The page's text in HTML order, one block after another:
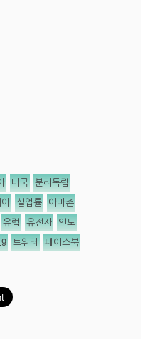
미국 분리독립
실업률 아마존
유럽 유전자 인도
트위터 페이스북